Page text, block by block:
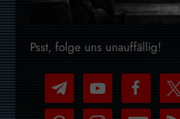
Psst, folge uns unauffällig!
telegram
youtube-
play
facebook